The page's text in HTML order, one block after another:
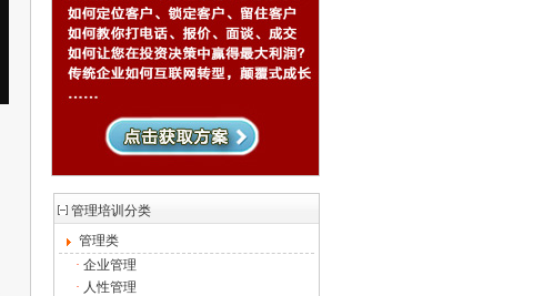
管理培训分类
管理类
· 企业管理
· 人性管理